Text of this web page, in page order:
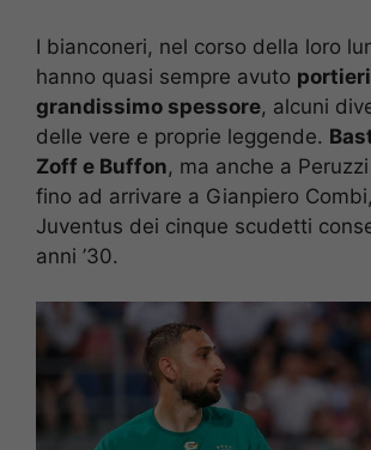
I bianconeri, nel corso della loro
hanno quasi sempre avuto
grandissimo spessore, alcuni
delle vere e proprie leggende.
Zoff e Buffon, ma anche a
fino ad arrivare a Gianpiero
Juventus dei cinque scudetti
anni ’30.